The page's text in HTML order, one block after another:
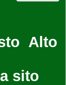
Alto
sito